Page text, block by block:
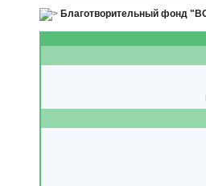
Благотворительный